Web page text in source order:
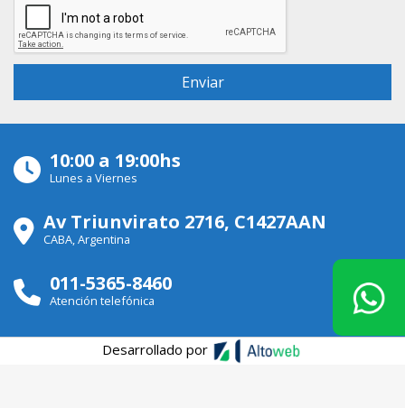
10:00 a 19:00hs
Lunes a Viernes
Av Triunvirato 2716, C1427AAN
CABA, Argentina
011-5365-8460
Atención telefónica
Desarrollado por